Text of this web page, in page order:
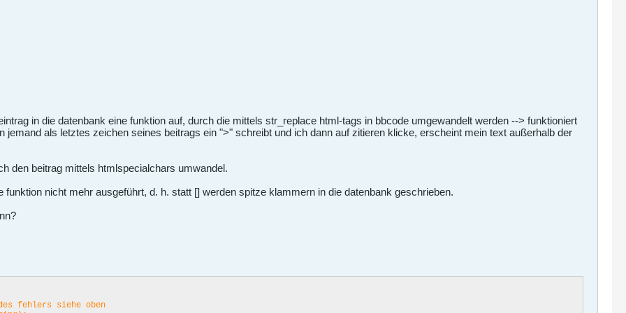
in die datenbank eine funktion auf, durch die mittels str_replace html-tags in bbcode umgewandelt werden --> funktioniert
jemand als letztes zeichen seines beitrags ein ">" schreibt und ich dann auf zitieren klicke, erscheint mein text außerhalb der
den beitrag mittels htmlspecialchars umwandel.
funktion nicht mehr ausgeführt, d. h. statt [] werden spitze klammern in die datenbank geschrieben.
fehlers siehe oben